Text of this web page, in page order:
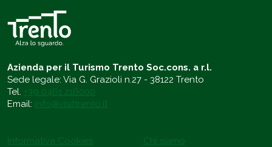
Azienda per il Turismo Trento Soc.cons. a r.l.
Sede legale: Via G. Grazioli n.27 - 38122 Trento
Tel. +39 0461 216000
Email: info@visittrento.it
Informativa Cookies
Chi siamo